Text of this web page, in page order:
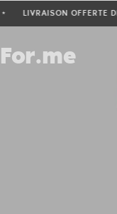
& VEGAN ★
For.me